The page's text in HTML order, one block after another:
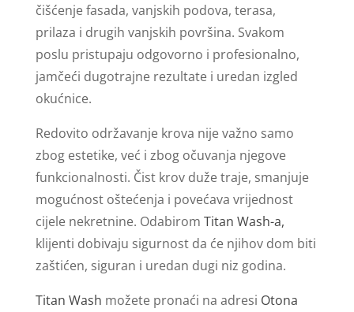
čišćenje fasada, vanjskih podova, terasa,
prilaza i drugih vanjskih površina. Svakom
poslu pristupaju odgovorno i profesionalno,
jamčeći dugotrajne rezultate i uredan izgled
okućnice.
Redovito održavanje krova nije važno samo
zbog estetike, već i zbog očuvanja njegove
funkcionalnosti. Čist krov duže traje, smanjuje
mogućnost oštećenja i povećava vrijednost
cijele nekretnine. Odabirom Titan Wash-a,
klijenti dobivaju sigurnost da će njihov dom biti
zaštićen, siguran i uredan dugi niz godina.
Titan Wash možete pronaći na adresi Otona